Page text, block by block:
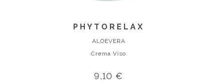
PHYTORELAX
ALOEVERA
Crema Viso
9,10 €